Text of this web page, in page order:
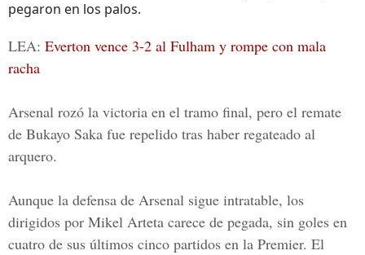
pegaron en los palos.
LEA: Everton vence 3-2 al Fulham y rompe con mala
racha
Arsenal rozó la victoria en el tramo final, pero el remate
de Bukayo Saka fue repelido tras haber regateado al
arquero.
Aunque la defensa de Arsenal sigue intratable, los
dirigidos por Mikel Arteta carece de pegada, sin goles en
cuatro de sus últimos cinco partidos en la Premier. El